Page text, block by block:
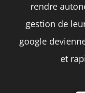
rendre
gestion de
google
et